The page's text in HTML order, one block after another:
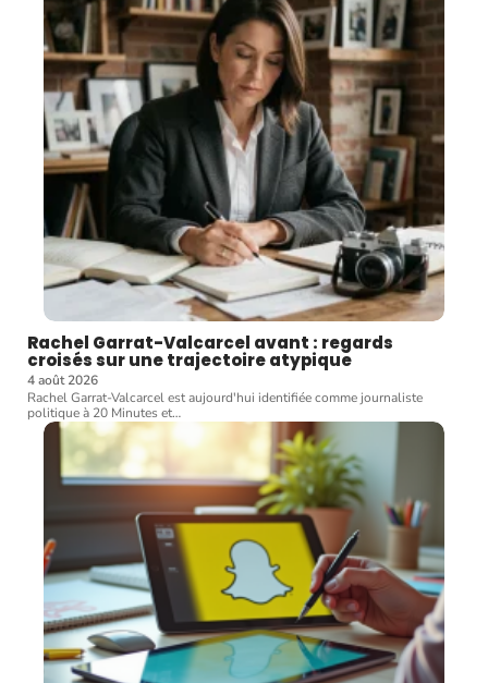
Rachel Garrat-Valcarcel avant : regards
croisés sur une trajectoire atypique
4 août 2026
Rachel Garrat-Valcarcel est aujourd'hui identifiée comme journaliste
politique à 20 Minutes et…